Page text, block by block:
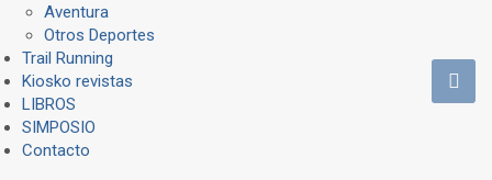
Aventura
Otros Deportes
Trail Running
Kiosko revistas
LIBROS
SIMPOSIO
Contacto